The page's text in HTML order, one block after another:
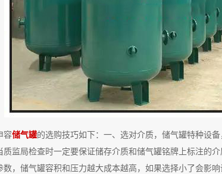
容储气罐的选购技巧如下：一、选对介质，储气罐特种设
质监局检查时一定要保证储存介质和储气罐铭牌上标注的
数，储气罐容积和压力越大成本越高，如果选择小了会影